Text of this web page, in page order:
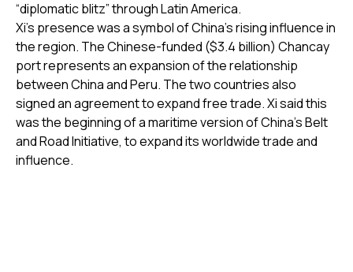
“diplomatic blitz” through Latin America.
Xi’s presence was a symbol of China’s rising influence in
the region. The Chinese-funded ($3.4 billion) Chancay
port represents an expansion of the relationship
between China and Peru. The two countries also
signed an agreement to expand free trade. Xi said this
was the beginning of a maritime version of China’s Belt
and Road Initiative, to expand its worldwide trade and
influence.